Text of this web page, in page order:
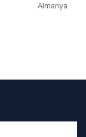
Almanya